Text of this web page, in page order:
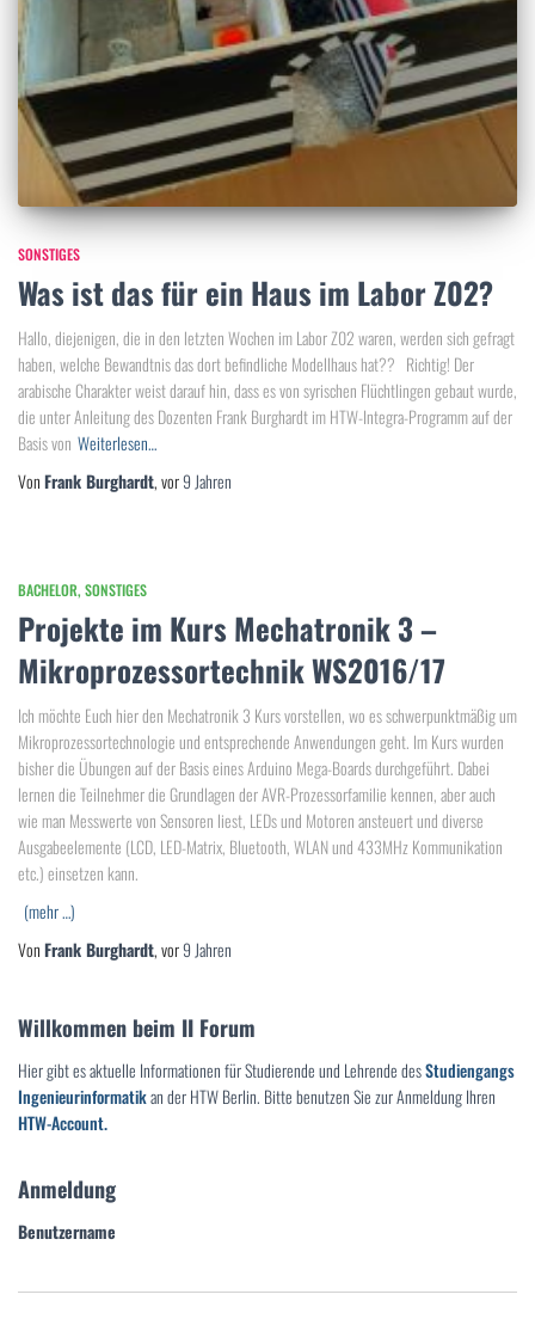
SONSTIGES
Was ist das für ein Haus im Labor Z02?
Hallo, diejenigen, die in den letzten Wochen im Labor Z02 waren, werden sich gefragt
haben, welche Bewandtnis das dort befindliche Modellhaus hat?? Richtig! Der
arabische Charakter weist darauf hin, dass es von syrischen Flüchtlingen gebaut wurde,
die unter Anleitung des Dozenten Frank Burghardt im HTW-Integra-Programm auf der
Basis von Weiterlesen…
VonFrank Burghardt, vor9 Jahren
BACHELOR SONSTIGES
Projekte im Kurs Mechatronik 3 –
Mikroprozessortechnik WS2016/17
Ich möchte Euch hier den Mechatronik 3 Kurs vorstellen, wo es schwerpunktmäßig um
Mikroprozessortechnologie und entsprechende Anwendungen geht. Im Kurs wurden
bisher die Übungen auf der Basis eines Arduino Mega-Boards durchgeführt. Dabei
lernen die Teilnehmer die Grundlagen der AVR-Prozessorfamilie kennen, aber auch
wie man Messwerte von Sensoren liest, LEDs und Motoren ansteuert und diverse
Ausgabeelemente (LCD, LED-Matrix, Bluetooth, WLAN und 433MHz Kommunikation
etc.) einsetzen kann.
(mehr …)
VonFrank Burghardt, vor9 Jahren
Willkommen beim II Forum
Hier gibt es aktuelle Informationen für Studierende und Lehrende desStudiengangs
Ingenieurinformatikan der HTW Berlin. Bitte benutzen Sie zur Anmeldung Ihren
HTW-Account.
Anmeldung
Benutzername